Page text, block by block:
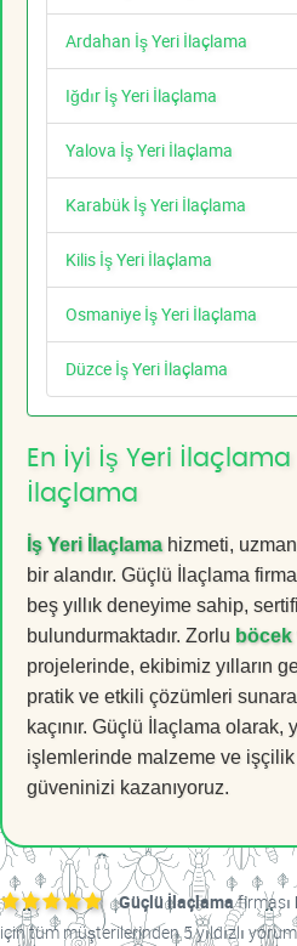
Ardahan İş Yeri İlaçlama
Iğdır İş Yeri İlaçlama
Yalova İş Yeri İlaçlama
Karabük İş Yeri İlaçlama
Kilis İş Yeri İlaçlama
Osmaniye İş Yeri İlaçlama
Düzce İş Yeri İlaçlama
En İyi İş Yeri İlaçlama
İlaçlama
İş Yeri İlaçlamahizmeti,
bir alandır. Güçlü İlaçlama
beş yıllık deneyime sahip,
bulundurmaktadır. Zorlu
projelerinde, ekibimiz yılların
pratik ve etkili çözümleri
kaçınır. Güçlü İlaçlama olarak,
işlemlerinde malzeme ve
güveninizi kazanıyoruz.
Güçlü İlaçlamafirması
için tüm müşterilerinden 5 yıldızlı